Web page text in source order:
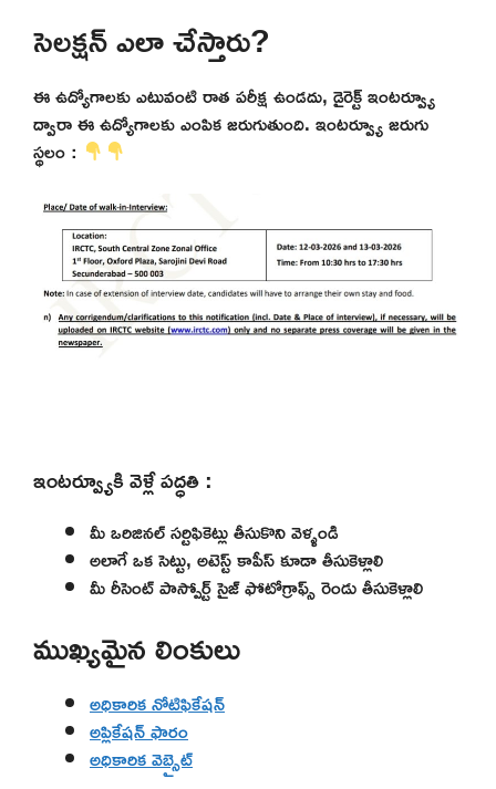
సెలక్షన్ ఎలా చేస్తారు?
ఈ ఉద్యోగాలకు ఎటువంటి రాత పరీక్ష ఉండదు, డైరెక్ట్ ఇంటర్వ్యూ
ద్వారా ఈ ఉద్యోగాలకు ఎంపిక జరుగుతుంది. ఇంటర్వ్యూ జరుగు
స్థలం :
ఇంటర్వ్యూకి వెళ్లే పద్ధతి :
మీ ఒరిజినల్ సర్టిఫికెట్లు తీసుకొని వెళ్ళండి
అలాగే ఒక సెట్టు, అటెస్ట్ కాపీస్ కూడా తీసుకెళ్లాలి
మీ రీసెంట్ పాస్పోర్ట్ సైజ్ ఫోటోగ్రాఫ్స్ రెండు తీసుకెళ్లాలి
ముఖ్యమైన లింకులు
అధికారిక నోటిఫికేషన్
అప్లికేషన్ ఫారం
అధికారిక వెబ్సైట్